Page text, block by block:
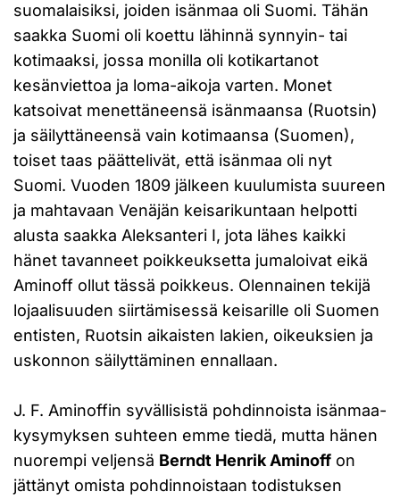
suomalaisiksi, joiden isänmaa oli Suomi. Tähän
saakka Suomi oli koettu lähinnä synnyin- tai
kotimaaksi, jossa monilla oli kotikartanot
kesänviettoa ja loma-aikoja varten. Monet
katsoivat menettäneensä isänmaansa (Ruotsin)
ja säilyttäneensä vain kotimaansa (Suomen),
toiset taas päättelivät, että isänmaa oli nyt
Suomi. Vuoden 1809 jälkeen kuulumista suureen
ja mahtavaan Venäjän keisarikuntaan helpotti
alusta saakka Aleksanteri I, jota lähes kaikki
hänet tavanneet poikkeuksetta jumaloivat eikä
Aminoff ollut tässä poikkeus. Olennainen tekijä
lojaalisuuden siirtämisessä keisarille oli Suomen
entisten, Ruotsin aikaisten lakien, oikeuksien ja
uskonnon säilyttäminen ennallaan.
J. F. Aminoffin syvällisistä pohdinnoista isänmaa-
kysymyksen suhteen emme tiedä, mutta hänen
nuorempi veljensä Berndt Henrik Aminoff on
jättänyt omista pohdinnoistaan todistuksen